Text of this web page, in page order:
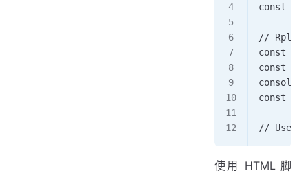
const
//
const
const
const
// Use
使用 HTML 脚